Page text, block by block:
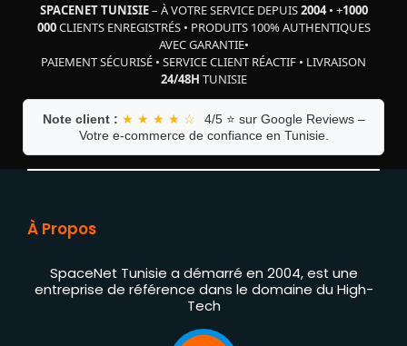
SPACENET TUNISIE– À VOTRE SERVICE DEPUIS2004• +1000
000CLIENTS ENREGISTRÉS• PRODUITS 100% AUTHENTIQUES
AVEC GARANTIE•
PAIEMENT SÉCURISÉ • SERVICE CLIENT RÉACTIF • LIVRAISON
24/48H TUNISIE
Note client : ★ ★ ★ ★ ☆
4/5 ⭐ sur Google Reviews –
Votre e-commerce de confiance en Tunisie.
À Propos
SpaceNet Tunisie a démarré en 2004, est une
entreprise de référence dans le domaine du High-
Tech